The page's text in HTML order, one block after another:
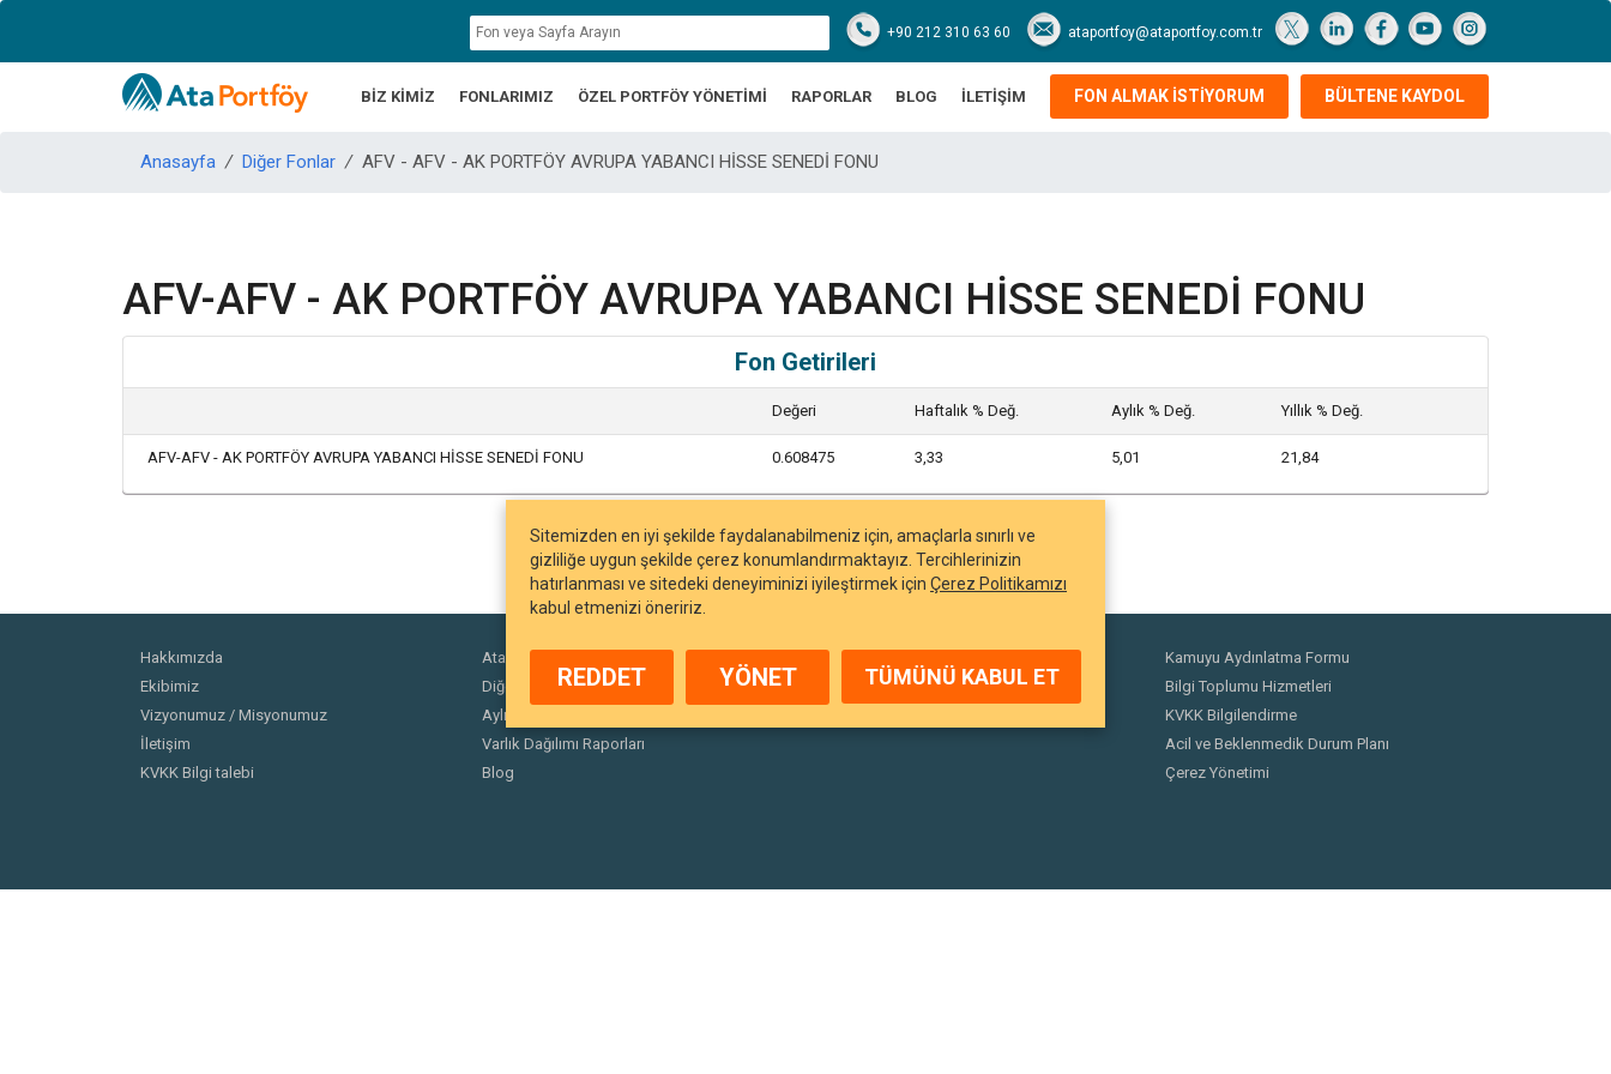
+90 212 310 63 60 ataportfoy@ataportfoy.com.tr
BİZ KİMİZ FONLARIMIZ ÖZEL PORTFÖY YÖNETİMİ RAPORLAR BLOG İLETİŞİM BÜLTENE KAYDOL
FON ALMAK İSTİYORUM
Anasayfa / Diğer Fonlar / AFV - AFV - AK PORTFÖY AVRUPA YABANCI HİSSE SENEDİ FONU
AFV-AFV - AK PORTFÖY AVRUPA YABANCI HİSSE SENEDİ FONU
Fon Getirileri
Değeri Haftalık % Değ. Aylık % Değ. Yıllık % Değ.
AFV-AFV - AK PORTFÖY AVRUPA YABANCI HİSSE SENEDİ FONU 0.608475 3,33 5,01 21,84
Hakkımızda
Ekibimiz
Vizyonumuz / Misyonumuz
İletişim
KVKK Bilgi talebi
Ata Fonları
Diğer Fonlar
Aylık Raporlar
Varlık Dağılımı Raporları
Blog
Duyurular
Yasal Uyarılar
Kamuyu Aydınlatma Formu
Bilgi Toplumu Hizmetleri
KVKK Bilgilendirme
Acil ve Beklenmedik Durum Planı
Çerez Yönetimi
Sitemizden en iyi şekilde faydalanabilmeniz için, amaçlarla sınırlı ve
gizliliğe uygun şekilde çerez konumlandırmaktayız. Tercihlerinizin
hatırlanması ve sitedeki deneyiminizi iyileştirmek için Çerez Politikamızı
kabul etmenizi öneririz.
REDDET YÖNET TÜMÜNÜ KABUL ET